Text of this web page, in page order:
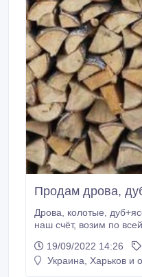
Продам дрова,
Дрова, колотые, дуб+ясень, доставка и
наш счёт, возим по всей Харьковской области, дрова
заказ 6 складометров,
+380953467585
19/09/2022 14:26
Украина, Харьков и